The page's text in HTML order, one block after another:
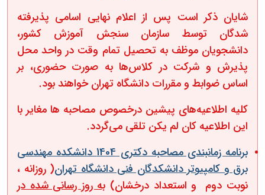
شایان ذکر است پس از اعلام نهایی اسامی پذیرفته
شدگان توسط سازمان سنجش آموزش کشور،
دانشجویان موظف به تحصیل تمام وقت در واحد محل
پذیرش و شرکت در کلاس‌ها به صورت حضوری، بر
اساس ضوابط و مقررات دانشگاه تهران خواهند بود.
کلیه اطلاعیه‌های پیشین درخصوص مصاحبه ‌ها مغایر با
این اطلاعیه کان لم یکن تلقی می‌گردد.
برنامه زمانبندی مصاحبه دکتری 1404 دانشکده مهندسی
برق و کامپیوتر دانشکدگان فنی دانشگاه تهران( روزانه ،
نوبت دوم و استعداد درخشان) به روز رسانی شده در